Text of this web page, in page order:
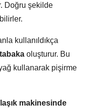
Doğru şekilde
kullanıldıkça
oluşturur. Bu
kullanarak pişirme
makinesinde